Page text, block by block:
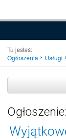
Tu jesteś:
Ogłoszenia
Usługi
Ogłoszenie: